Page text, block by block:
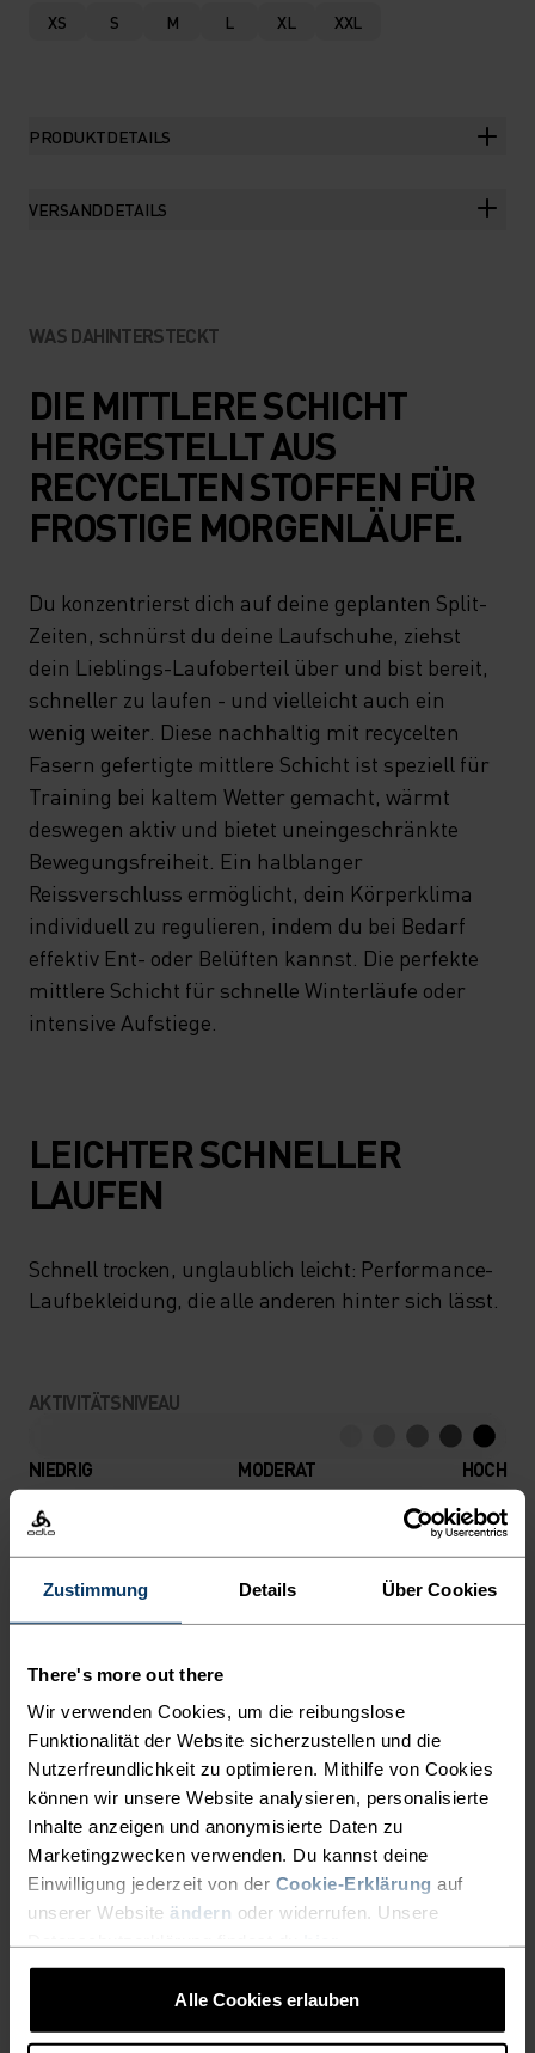
Zustimmung Details Über Cookies
There's more out there
Wir verwenden Cookies, um die reibungslose
Funktionalität der Website sicherzustellen und die
Nutzerfreundlichkeit zu optimieren. Mithilfe von Cookies
können wir unsere Website analysieren, personalisierte
Inhalte anzeigen und anonymisierte Daten zu
Marketingzwecken verwenden. Du kannst deine
Einwilligung jederzeit von der Cookie-Erklärung auf
unserer Website ändern oder widerrufen. Unsere
Alle Cookies erlauben
XS S M L XL XXL
PRODUKTDETAILS
VERSANDDETAILS
WAS DAHINTERSTECKT
DIE MITTLERE SCHICHT
HERGESTELLT AUS
RECYCELTEN STOFFEN FÜR
FROSTIGE MORGENLÄUFE.
Du konzentrierst dich auf deine geplanten Split-
Zeiten, schnürst du deine Laufschuhe, ziehst
dein Lieblings-Laufoberteil über und bist bereit,
schneller zu laufen - und vielleicht auch ein
wenig weiter. Diese nachhaltig mit recycelten
Fasern gefertigte mittlere Schicht ist speziell für
Training bei kaltem Wetter gemacht, wärmt
deswegen aktiv und bietet uneingeschränkte
Bewegungsfreiheit. Ein halblanger
Reissverschluss ermöglicht, dein Körperklima
individuell zu regulieren, indem du bei Bedarf
effektiv Ent- oder Belüften kannst. Die perfekte
mittlere Schicht für schnelle Winterläufe oder
intensive Aufstiege.
LEICHTER SCHNELLER
LAUFEN
Schnell trocken, unglaublich leicht: Performance-
Laufbekleidung, die alle anderen hinter sich lässt.
AKTIVITÄTSNIVEAU
NIEDRIG MODERAT HOCH
AKTIVITÄTSART
ALLES HOCHINTENSIVE AKTIVITÄTEN
MATERIALEIGENSCHAFTEN
POLYESTER
Polyester ist eine strapazierfähige Kunstfaser mit
feuchtigkeitsableitenden und schnelltrocknenden
Eigenschaften. Das Material ist form-, knitter- und
schrumpfbeständig und behält seine Farbe auch nach
langem Tragen. Du findest es bei uns häufig in Produkten
wie Base Layern.
TEMPERATUR-KONTROLL-SYSTEM
LIGHT